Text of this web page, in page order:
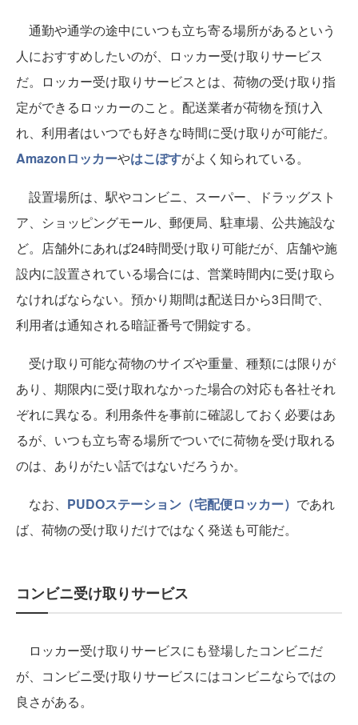
通勤や通学の途中にいつも立ち寄る場所があるという
人におすすめしたいのが、ロッカー受け取りサービス
だ。ロッカー受け取りサービスとは、荷物の受け取り指
定ができるロッカーのこと。配送業者が荷物を預け入
れ、利用者はいつでも好きな時間に受け取りが可能だ。
Amazonロッカーやはこぽすがよく知られている。
設置場所は、駅やコンビニ、スーパー、ドラッグスト
ア、ショッピングモール、郵便局、駐車場、公共施設な
ど。店舗外にあれば24時間受け取り可能だが、店舗や施
設内に設置されている場合には、営業時間内に受け取ら
なければならない。預かり期間は配送日から3日間で、
利用者は通知される暗証番号で開錠する。
受け取り可能な荷物のサイズや重量、種類には限りが
あり、期限内に受け取れなかった場合の対応も各社それ
ぞれに異なる。利用条件を事前に確認しておく必要はあ
るが、いつも立ち寄る場所でついでに荷物を受け取れる
のは、ありがたい話ではないだろうか。
なお、 PUDOステーション（宅配便ロッカー） であれ
ば、荷物の受け取りだけではなく発送も可能だ。
コンビニ受け取りサービス
ロッカー受け取りサービスにも登場したコンビニだ
が、コンビニ受け取りサービスにはコンビニならではの
良さがある。